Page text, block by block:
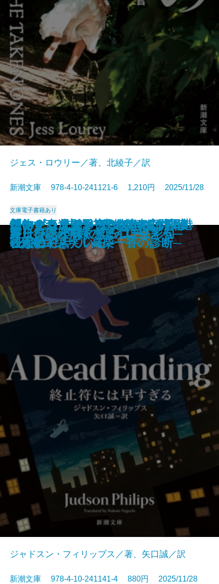
アルネの事件簿─Strange life─
離婚弁護士 松岡紬
僕の人生には事件が起きない
春画で見るお江戸風俗考
「おかえり」と言える、その日ま
で─山岳遭難捜索の現場から─
僕の女を探しているんだ
かれが最後に書いた本
食いしん坊発明家
サンセット・パーク
怪物の森─未解決事件捜査官ヴァ
ン・リード─
ジェス・ロウリー／著、北綾子／訳
新潮文庫 978-4-10-241121-6 1,210円 2025/11/28
文庫電子書籍あり
終止符には早すぎる
ジャドスン・フィリップス／著、矢口誠／訳
新潮文庫 978-4-10-241141-4 880円 2025/11/28
コンビニ兄弟5─テンダネス門司港
こがね村店─
このクリニックはつぶれます！2
─医療コンサル高柴一香の診断─
新しい花が咲く─ぼんぼん彩句─
創作する遺伝子─僕の体の70％は
映画でできている─
ループ・オブ・ザ・コード
想いをつなぐメス─俺たちは神じ
ゃない3─
ガリンペイロ
ほおずき、きゅっ─みとや・お瑛
仕入帖─
好日日記─季節のように生きる─